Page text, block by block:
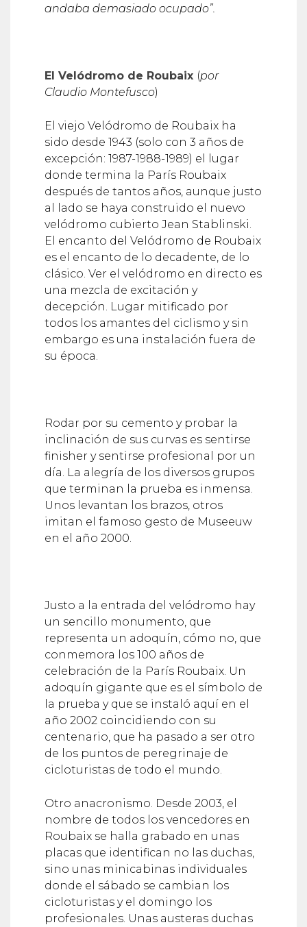
andaba demasiado ocupado”.
El Velódromo de Roubaix (por
Claudio Montefusco)
El viejo Velódromo de Roubaix ha
sido desde 1943 (solo con 3 años de
excepción: 1987-1988-1989) el lugar
donde termina la París Roubaix
después de tantos años, aunque justo
al lado se haya construido el nuevo
velódromo cubierto Jean Stablinski.
El encanto del Velódromo de Roubaix
es el encanto de lo decadente, de lo
clásico. Ver el velódromo en directo es
una mezcla de excitación y
decepción. Lugar mitificado por
todos los amantes del ciclismo y sin
embargo es una instalación fuera de
su época.
Rodar por su cemento y probar la
inclinación de sus curvas es sentirse
finisher y sentirse profesional por un
día. La alegría de los diversos grupos
que terminan la prueba es inmensa.
Unos levantan los brazos, otros
imitan el famoso gesto de Museeuw
en el año 2000.
Justo a la entrada del velódromo hay
un sencillo monumento, que
representa un adoquín, cómo no, que
conmemora los 100 años de
celebración de la París Roubaix. Un
adoquín gigante que es el símbolo de
la prueba y que se instaló aquí en el
año 2002 coincidiendo con su
centenario, que ha pasado a ser otro
de los puntos de peregrinaje de
cicloturistas de todo el mundo.
Otro anacronismo. Desde 2003, el
nombre de todos los vencedores en
Roubaix se halla grabado en unas
placas que identifican no las duchas,
sino unas minicabinas individuales
donde el sábado se cambian los
cicloturistas y el domingo los
profesionales. Unas austeras duchas